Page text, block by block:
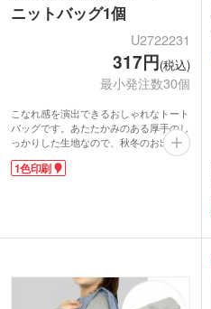
ニットバッグ1個
U2722231
317円(税込)
最小発注数30個
こなれ感を演出できるおしゃれなトート
バッグです。あたたかみのある厚手のし
っかりした生地なので、秋冬のお出かけ
バッグにぴったり！伸縮性のあるニット
生地と横マチで、見た目以上に収納力が
合皮のタグ部分にワンポイントで名入れ
のオリジナルグッズまで、幅広い用途に
おすすめです。
1色印刷